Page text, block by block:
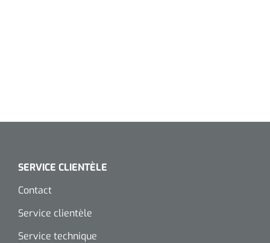
SERVICE CLIENTÈLE
Contact
Service clientèle
Service technique